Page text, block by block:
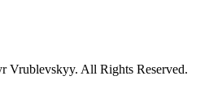
Vrublevskyy. All Rights Reserved.